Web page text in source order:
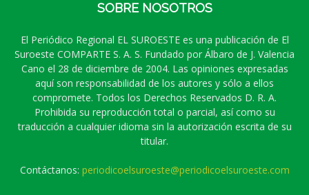
SOBRE NOSOTROS
El Periódico Regional EL SUROESTE es una publicación de El
Suroeste COMPARTE S. A. S. Fundado por Álbaro de J. Valencia
Cano el 28 de diciembre de 2004. Las opiniones expresadas
aquí son responsabilidad de los autores y sólo a ellos
compromete. Todos los Derechos Reservados D. R. A.
Prohibida su reproducción total o parcial, así como su
traducción a cualquier idioma sin la autorización escrita de su
titular.
Contáctanos: periodicoelsuroeste@periodicoelsuroeste.com